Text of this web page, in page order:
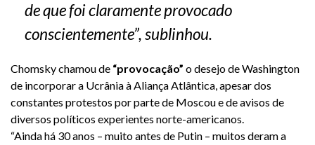
de que foi claramente provocado
conscientemente”, sublinhou.
Chomsky chamou de “provocação” o desejo de Washington
de incorporar a Ucrânia à Aliança Atlântica, apesar dos
constantes protestos por parte de Moscou e de avisos de
diversos políticos experientes norte-americanos.
“Ainda há 30 anos – muito antes de Putin – muitos deram a